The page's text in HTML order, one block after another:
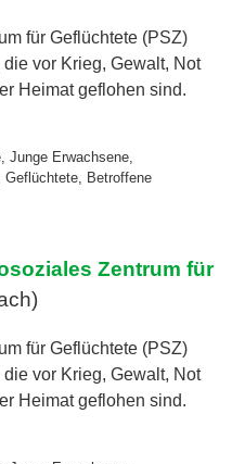
für Geflüchtete (PSZ)
vor Krieg, Gewalt, Not
Heimat geflohen sind.
,Junge Erwachsene
,Geflüchtete Betroffene
Zentrum für
für Geflüchtete (PSZ)
vor Krieg, Gewalt, Not
Heimat geflohen sind.